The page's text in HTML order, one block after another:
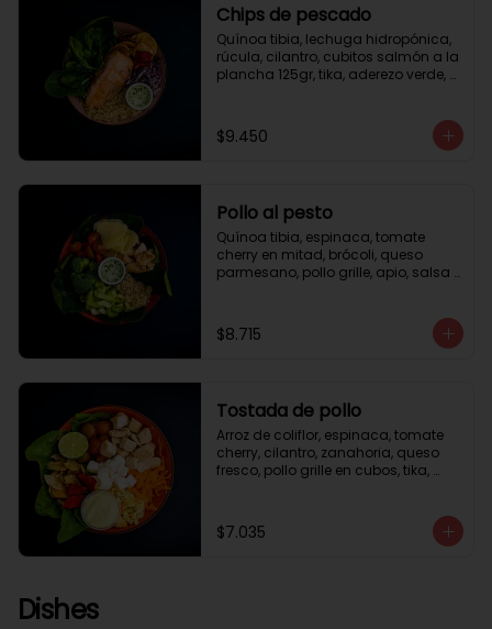
Chips de pescado
Quínoa tibia, lechuga hidropónica,
rúcula, cilantro, cubitos salmón a la
plancha 125gr, tika, aderezo verde,
$9.450
Pollo al pesto
Quínoa tibia, espinaca, tomate
cherry en mitad, brócoli, queso
parmesano, pollo grille, apio, salsa
$8.715
Tostada de pollo
Arroz de coliflor, espinaca, tomate
cherry, cilantro, zanahoria, queso
fresco, pollo grille en cubos, tika,
$7.035
Dishes